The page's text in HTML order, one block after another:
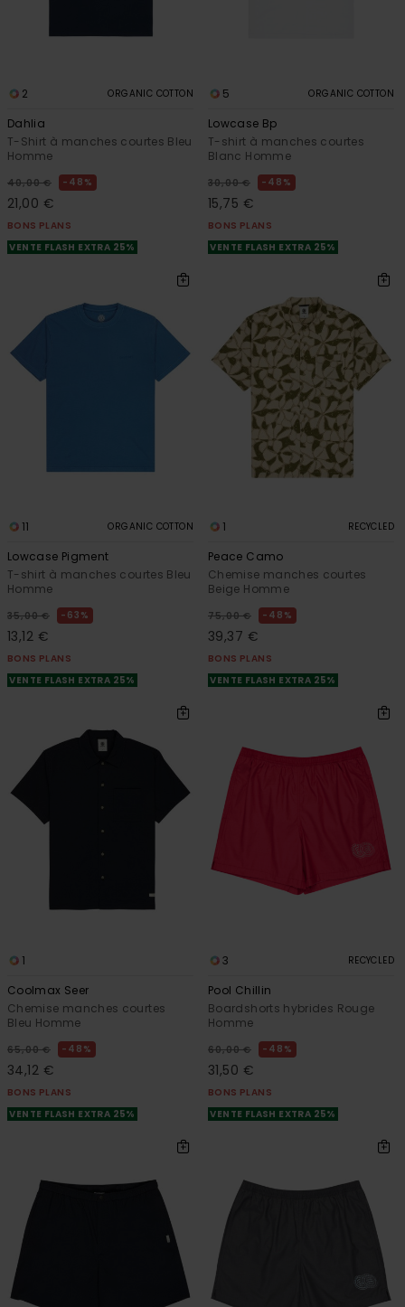
2 ORGANIC COTTON
Dahlia
T-Shirt à manches courtes Bleu
Homme
40,00 € 48%
21,00 €
BONS PLANS
VENTE FLASH EXTRA 25%
5 ORGANIC COTTON
Lowcase Bp
T-shirt à manches courtes
Blanc Homme
30,00 € 48%
15,75 €
BONS PLANS
VENTE FLASH EXTRA 25%
11 ORGANIC COTTON
Lowcase Pigment
T-shirt à manches courtes Bleu
Homme
35,00 € 63%
13,12 €
BONS PLANS
VENTE FLASH EXTRA 25%
1 RECYCLED
Peace Camo
Chemise manches courtes
Beige Homme
75,00 € 48%
39,37 €
BONS PLANS
VENTE FLASH EXTRA 25%
1
Coolmax Seer
Chemise manches courtes
Bleu Homme
65,00 € 48%
34,12 €
BONS PLANS
VENTE FLASH EXTRA 25%
3 RECYCLED
Pool Chillin
Boardshorts hybrides Rouge
Homme
60,00 € 48%
31,50 €
BONS PLANS
VENTE FLASH EXTRA 25%